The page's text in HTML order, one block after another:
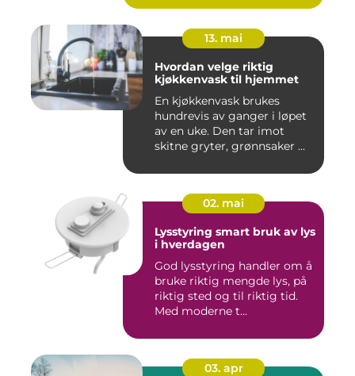
13. mai
Hvordan velge riktig
kjøkkenvask til hjemmet
En kjøkkenvask brukes
hundrevis av ganger i løpet
av en uke. Den tar imot
skitne gryter, grønnsaker ...
02. mai
Lysstyring smart bruk av lys
i hverdagen
God lysstyring handler om å
bruke riktig mengde lys, på
riktig sted og til riktig tid.
Med moderne t...
03. apr